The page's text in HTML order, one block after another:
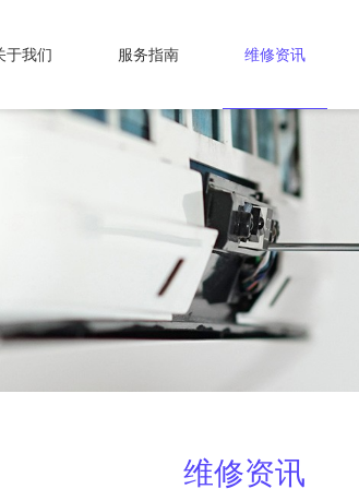
于我们 服务指南 维修资讯
维修资讯